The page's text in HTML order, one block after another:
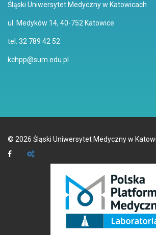
Śląski Uniwersytet Medyczny w Katowicach
ul. Medyków 14, 40-752 Katowice
tel. 32 789 42 52
kchpp@sum.edu.pl
© 2026 Śląski Uniwersytet Medyczny w